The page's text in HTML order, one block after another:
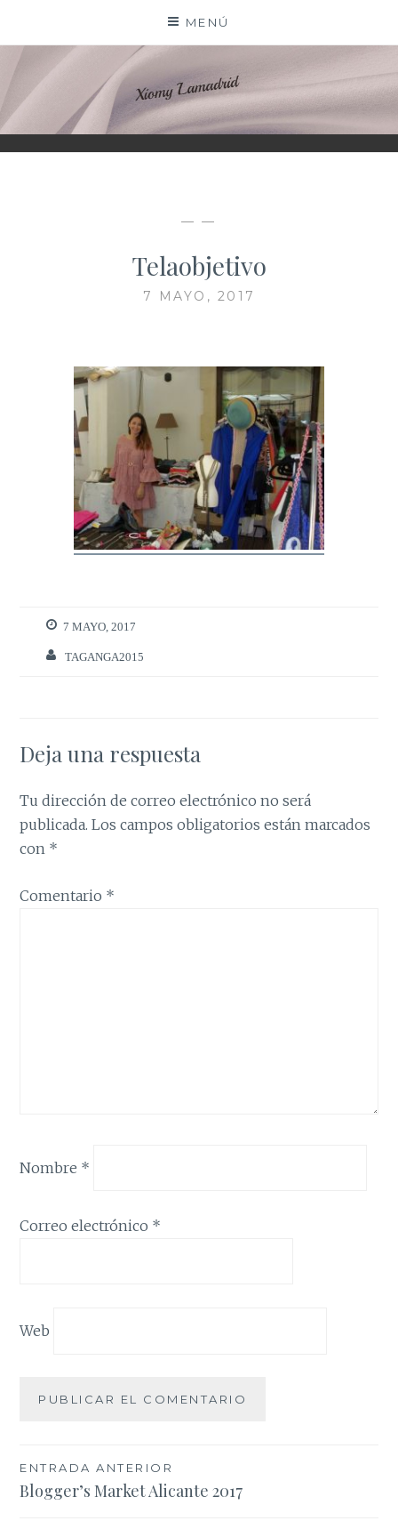
contenido
MENÚ
XIOMY LAMADRID
— —
Telaobjetivo
7 MAYO, 2017
7 MAYO, 2017
TAGANGA2015
Deja una respuesta
Tu dirección de correo electrónico no será
publicada. Los campos obligatorios están marcados
con *
Comentario *
Nombre *
Correo electrónico *
Web
Navegación
de
ENTRADA ANTERIOR
Blogger’s Market Alicante 2017